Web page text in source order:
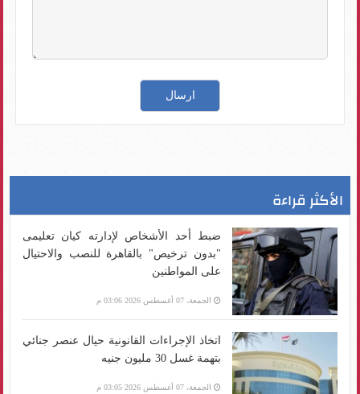
الأكثر قراءة
ضبط أحد الأشخاص لإدارته كيان تعليمى
"بدون ترخيص" بالقاهرة للنصب والاحتيال
على المواطنين
الجمعة، 07 أغسطس 2026 03:06 م
اتخاذ الإجراءات القانونية حيال عنصر جنائي
بتهمة غسل 30 مليون جنيه
الجمعة، 07 أغسطس 2026 03:05 م